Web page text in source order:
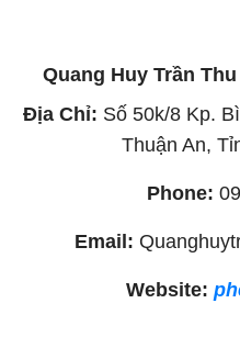
Quang Huy Trần
Địa Chỉ: Số 50k/8 Kp.
Thuận An,
Phone:
Email:
Website: